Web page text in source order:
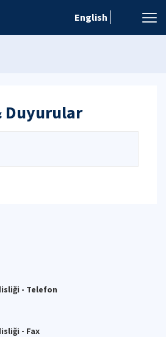
English
Duyurular
- Telefon
- Fax